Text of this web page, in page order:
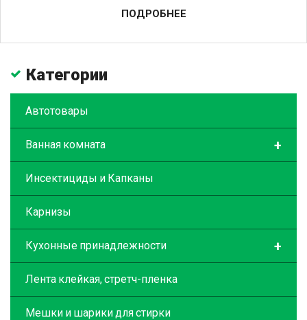
ПОДРОБНЕЕ
Категории
Автотовары
+
Ванная комната
Инсектициды и Капканы
Карнизы
+
Кухонные принадлежности
Лента клейкая, стретч-пленка
Мешки и шарики для стирки